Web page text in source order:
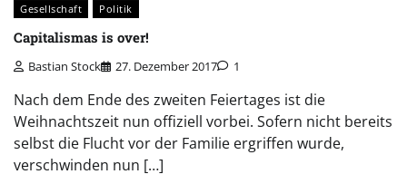
Gesellschaft Politik
Capitalismas is over!
Bastian Stock 27. Dezember 2017 1
Nach dem Ende des zweiten Feiertages ist die
Weihnachtszeit nun offiziell vorbei. Sofern nicht bereits
selbst die Flucht vor der Familie ergriffen wurde,
verschwinden nun […]